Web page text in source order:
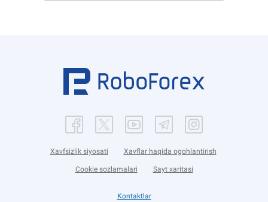
Xavfsizlik siyosati Xavflar haqida ogohlantirish
Cookie sozlamalari Sayt xaritasi
Kontaktlar